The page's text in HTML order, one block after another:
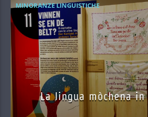
MINORANZE LINGUISTICHE
La lingua mòchena in